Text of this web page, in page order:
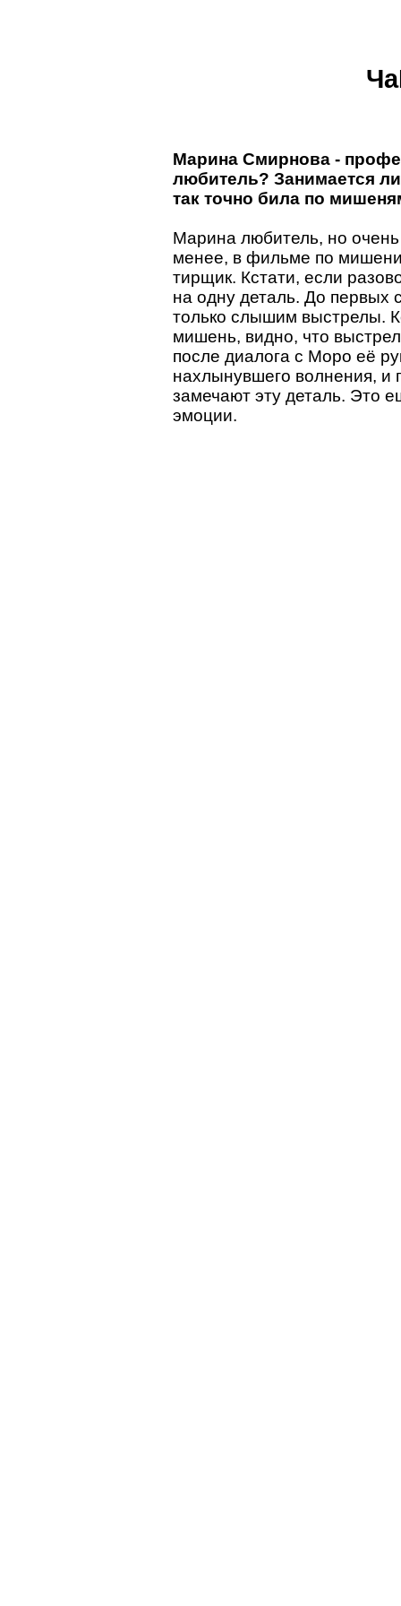
Марина Смирнова -
любитель? Занимается
так точно била по
Марина любитель, но
менее, в фильме по
тирщик. Кстати, если
на одну деталь. До
только слышим выстрелы.
мишень, видно, что
после диалога с Моро её
нахлынувшего волнения, и
замечают эту деталь. Это
эмоции.